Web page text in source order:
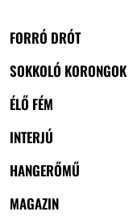
FORRÓ DRÓT
SOKKOLÓ KORONGOK
ÉLŐ FÉM
INTERJÚ
HANGERŐMŰ
MAGAZIN